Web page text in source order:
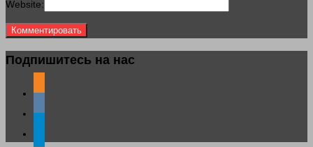
Website:
Подпишитесь на нас